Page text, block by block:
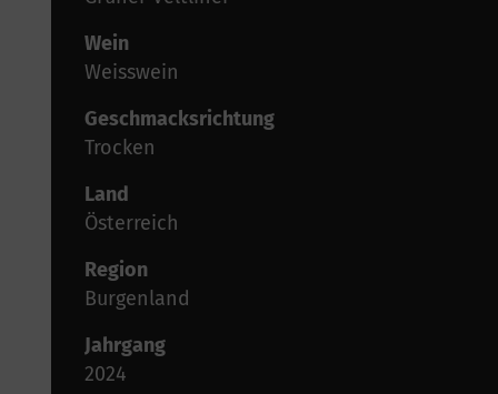
Wein
Weisswein
Geschmacksrichtung
Trocken
Land
Österreich
Region
Burgenland
Jahrgang
2024